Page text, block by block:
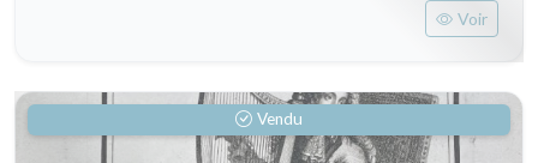
Voir
Vendu